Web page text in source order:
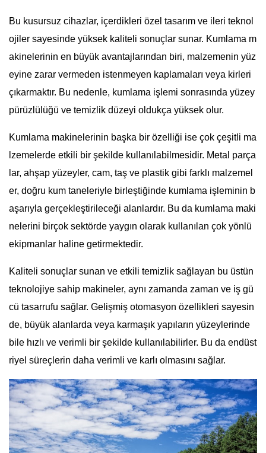
Bu kusursuz cihazlar, içerdikleri özel tasarım ve ileri teknol
ojiler sayesinde yüksek kaliteli sonuçlar sunar. Kumlama m
akinelerinin en büyük avantajlarından biri, malzemenin yüz
eyine zarar vermeden istenmeyen kaplamaları veya kirleri
çıkarmaktır. Bu nedenle, kumlama işlemi sonrasında yüzey
pürüzlülüğü ve temizlik düzeyi oldukça yüksek olur.
Kumlama makinelerinin başka bir özelliği ise çok çeşitli ma
lzemelerde etkili bir şekilde kullanılabilmesidir. Metal parça
lar, ahşap yüzeyler, cam, taş ve plastik gibi farklı malzemel
er, doğru kum taneleriyle birleştiğinde kumlama işleminin b
aşarıyla gerçekleştirileceği alanlardır. Bu da kumlama maki
nelerini birçok sektörde yaygın olarak kullanılan çok yönlü
ekipmanlar haline getirmektedir.
Kaliteli sonuçlar sunan ve etkili temizlik sağlayan bu üstün
teknolojiye sahip makineler, aynı zamanda zaman ve iş gü
cü tasarrufu sağlar. Gelişmiş otomasyon özellikleri sayesin
de, büyük alanlarda veya karmaşık yapıların yüzeylerinde
bile hızlı ve verimli bir şekilde kullanılabilirler. Bu da endüst
riyel süreçlerin daha verimli ve karlı olmasını sağlar.